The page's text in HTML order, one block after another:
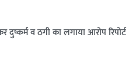
दुष्कर्म व ठगी का लगाया आरोप रिपोर्ट